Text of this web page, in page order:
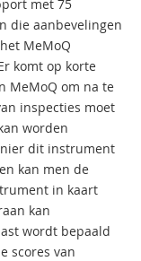
met 75
die aanbevelingen
MeMoQ
komt op korte
MeMoQ om na te
inspecties moet
worden
dit instrument
kan men de
in kaart
kan
wordt bepaald
scores van